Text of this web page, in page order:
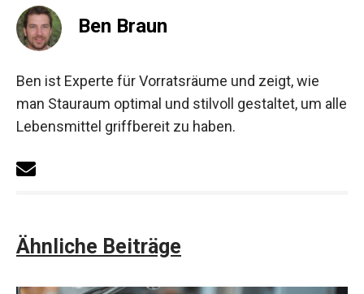
Ben Braun
Ben ist Experte für Vorratsräume und zeigt, wie
man Stauraum optimal und stilvoll gestaltet, um alle
Lebensmittel griffbereit zu haben.
Ähnliche Beiträge